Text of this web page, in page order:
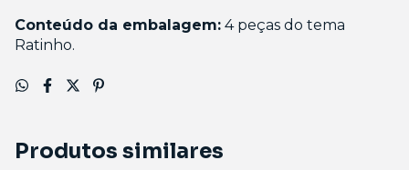
Conteúdo da embalagem: 4 peças do tema
Ratinho.
Produtos similares